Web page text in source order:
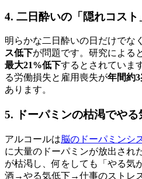
4. 二日酔いの「隠れコスト
明らかな二日酔いの日だけでなく
ス低下が問題です。研究による
最大21%低下するとされていま
る労働損失と雇用喪失が年間約3
あります。
5. ドーパミンの枯渇でやる
アルコールは 脳のドーパミンシ
に大量のドーパミンが放出され
が枯渇し、何をしても「やる気
酒→やる気低下→仕事のストレ